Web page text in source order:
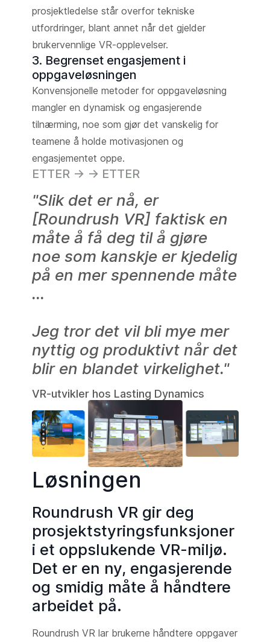
prosjektledelse står overfor tekniske
utfordringer, blant annet når det gjelder
brukervennlige VR-opplevelser.
3. Begrenset engasjement i
oppgaveløsningen
Konvensjonelle metoder for oppgaveløsning
mangler en dynamisk og engasjerende
tilnærming, noe som gjør det vanskelig for
teamene å holde motivasjonen og
engasjementet oppe.
ETTER -> -> ETTER
"Slik det er nå, er
[Roundrush VR] faktisk en
måte å få deg til å gjøre
noe som kanskje er kjedelig
på en mer spennende måte
...
Jeg tror det vil bli mye mer
nyttig og produktivt når det
blir en blandet virkelighet."
VR-utvikler hos Lasting Dynamics
Løsningen
Roundrush VR gir deg
prosjektstyringsfunksjoner
i et oppslukende VR-miljø.
Det er en ny, engasjerende
og smidig måte å håndtere
arbeidet på.
Roundrush VR lar brukerne håndtere oppgaver